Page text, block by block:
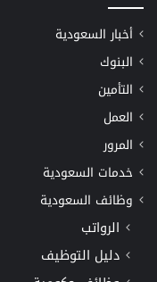
أخبار السعودية
البنوك
التأمين
العمل
المرور
خدمات السعودية
وظائف السعودية
الرواتب
دليل التوظيف